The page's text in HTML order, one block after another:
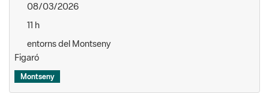
08/03/2026
11 h
entorns del Montseny
Figaró
Montseny